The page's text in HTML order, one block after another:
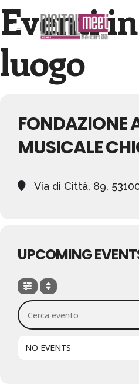
Eventi
luogo
FONDAZIONE
MUSICALE
Via di Città, 89,
UPCOMING
Cerca evento
NO EVENTS